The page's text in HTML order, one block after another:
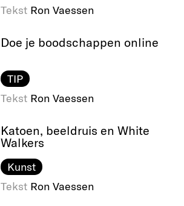
Tekst Ron Vaessen
Doe je boodschappen online
TIP
Tekst Ron Vaessen
Katoen, beeldruis en White
Walkers
Kunst
Tekst Ron Vaessen